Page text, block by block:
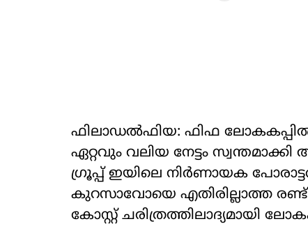
ഫിലാഡൽഫിയ: ഫിഫ
ഏറ്റവും വലിയ നേട്ടം
ഗ്രൂപ്പ് ഇയിലെ നിർണായക
കുറസാവോയെ എതിരില്ലാത്ത
കോസ്റ്റ് ചരിത്രത്തിലാദ്യമായി